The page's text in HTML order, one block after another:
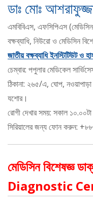
ডাঃ মোঃ
এমবিবিএস, এফসিপিএস
বক্ষব্যাধি, নিউরো ও মেডিসিন
জাতীয় বক্ষব্যাধি ইনস্টিটিউট ও
চেম্বার: পপুলার মেডিকেল
ঠিকানা: ২৬৫/এ, ঘোপ,
যশোর।
রোগী দেখার সময়: সকাল
সিরিয়ালের জন্য ফোন করুন:
মেডিসিন বিশেষজ্ঞ
Diagnostic